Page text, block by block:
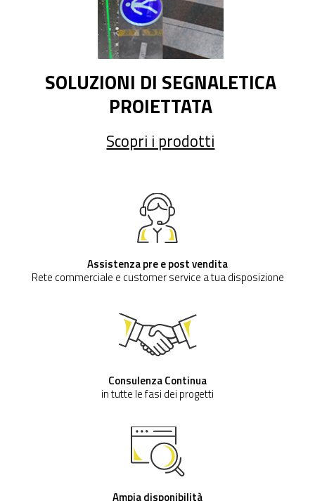
SOLUZIONI DI SEGNALETICA
PROIETTATA
Scopri i prodotti
Assistenza pre e post vendita
Rete commerciale e customer service a tua disposizione
Consulenza Continua
in tutte le fasi dei progetti
Ampia disponibilità